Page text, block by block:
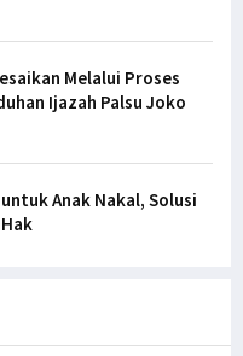
Melalui Proses
Ijazah Palsu Joko
Anak Nakal, Solusi